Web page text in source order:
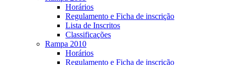
Horários
Regulamento e Ficha de inscrição
Lista de Inscritos
Classificações
Rampa 2010
Horários
Regulamento e Ficha de inscrição